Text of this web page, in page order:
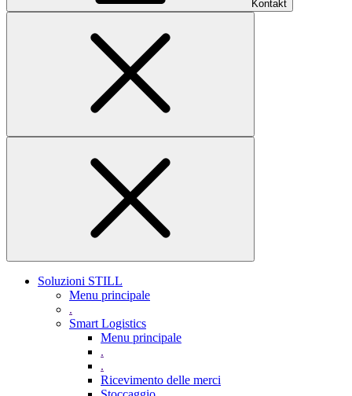
Kontakt
Soluzioni STILL
Menu principale
.
Smart Logistics
Menu principale
.
.
Ricevimento delle merci